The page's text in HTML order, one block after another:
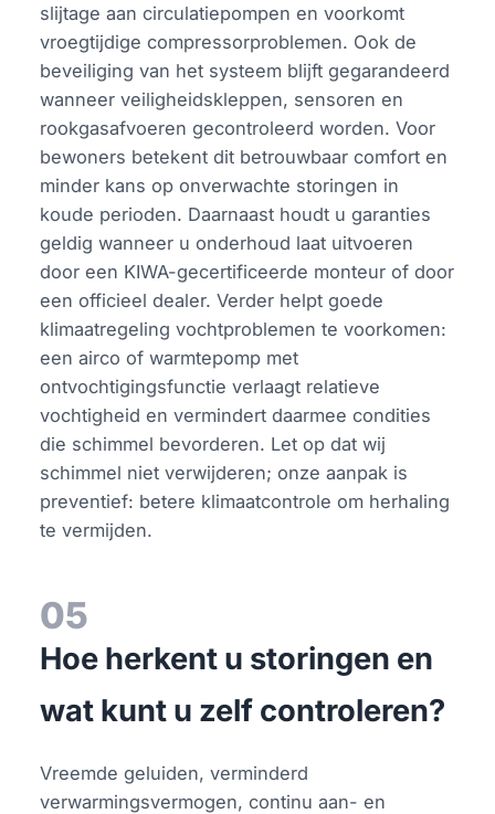
slijtage aan circulatiepompen en voorkomt
vroegtijdige compressorproblemen. Ook de
beveiliging van het systeem blijft gegarandeerd
wanneer veiligheidskleppen, sensoren en
rookgasafvoeren gecontroleerd worden. Voor
bewoners betekent dit betrouwbaar comfort en
minder kans op onverwachte storingen in
koude perioden. Daarnaast houdt u garanties
geldig wanneer u onderhoud laat uitvoeren
door een KIWA-gecertificeerde monteur of door
een officieel dealer. Verder helpt goede
klimaatregeling vochtproblemen te voorkomen:
een airco of warmtepomp met
ontvochtigingsfunctie verlaagt relatieve
vochtigheid en vermindert daarmee condities
die schimmel bevorderen. Let op dat wij
schimmel niet verwijderen; onze aanpak is
preventief: betere klimaatcontrole om herhaling
te vermijden.
05
Hoe herkent u storingen en
wat kunt u zelf controleren?
Vreemde geluiden, verminderd
verwarmingsvermogen, continu aan- en